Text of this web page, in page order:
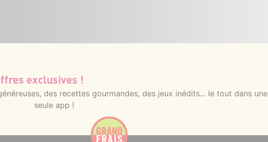
exclusives !
des recettes gourmandes, des jeux inédits... le tout dans une
seule app !